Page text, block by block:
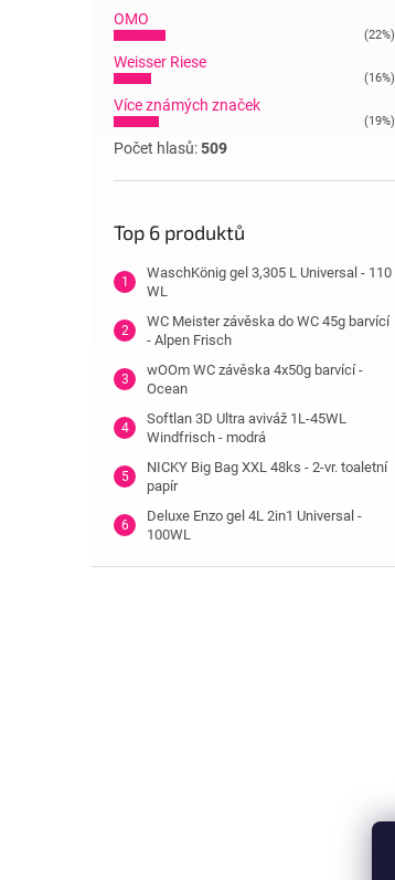
OMO
(22%)
Weisser Riese
(16%)
Více známých značek
(19%)
Počet hlasů:509
Top 6 produktů
WaschKönig gel 3,305 L Universal - 110
WL
WC Meister závěska do WC 45g barvící
- Alpen Frisch
wOOm WC závěska 4x50g barvící -
Ocean
Softlan 3D Ultra aviváž 1L-45WL
Windfrisch - modrá
NICKY Big Bag XXL 48ks - 2-vr. toaletní
papír
Deluxe Enzo gel 4L 2in1 Universal -
100WL